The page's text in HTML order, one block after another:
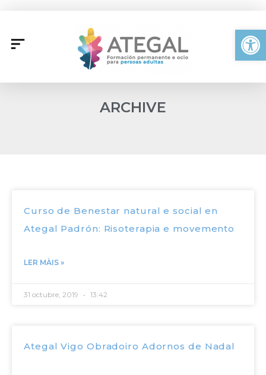
contenido
ARCHIVE
Curso de Benestar natural e social en
Ategal Padrón: Risoterapia e movemento
LER MÀIS »
31 octubre, 2019 13:42
Ategal Vigo Obradoiro Adornos de Nadal